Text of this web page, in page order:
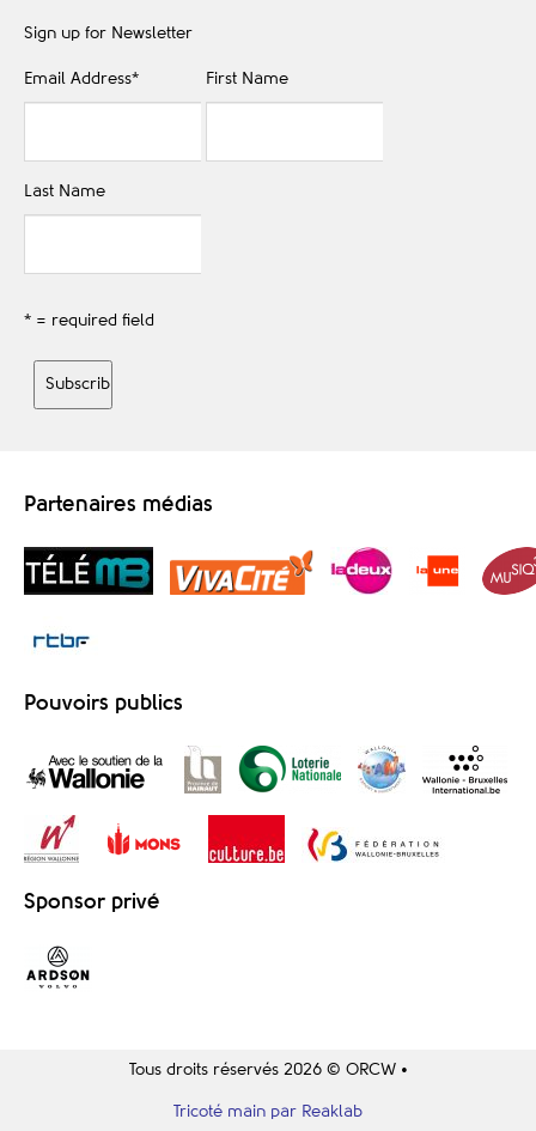
Sign up for Newsletter
Email Address* First Name
Last Name
* = required field
Partenaires médias
Pouvoirs publics
Sponsor privé
Tous droits réservés 2026 © ORCW •
Tricoté main par Reaklab